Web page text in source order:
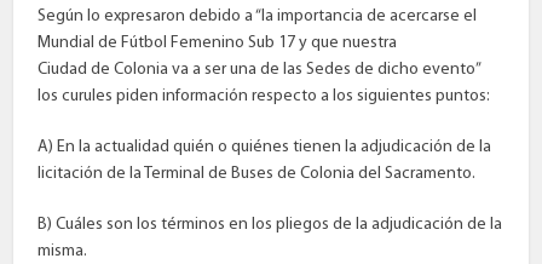
Según lo expresaron debido a “la importancia de acercarse el
Mundial de Fútbol Femenino Sub 17 y que nuestra
Ciudad de Colonia va a ser una de las Sedes de dicho evento”
los curules piden información respecto a los siguientes puntos:
A) En la actualidad quién o quiénes tienen la adjudicación de la
licitación de la Terminal de Buses de Colonia del Sacramento.
B) Cuáles son los términos en los pliegos de la adjudicación de la
misma.